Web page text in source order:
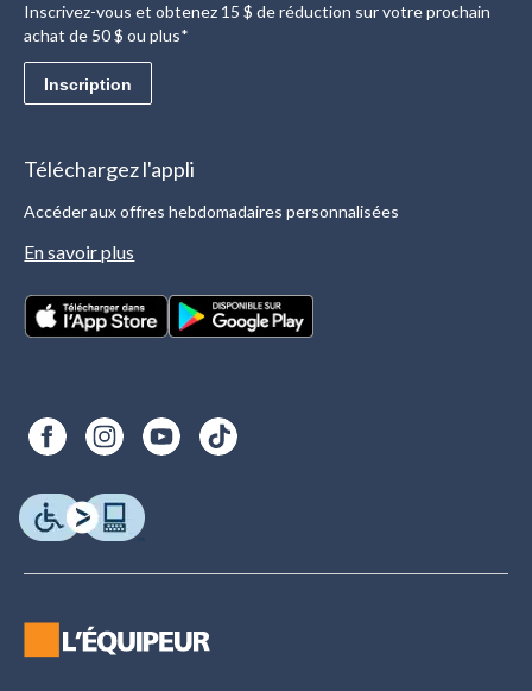
Inscrivez-vous et obtenez 15 $ de réduction sur votre prochain
achat de 50 $ ou plus*
Inscription
Téléchargez l'appli
Accéder aux offres hebdomadaires personnalisées
En savoir plus